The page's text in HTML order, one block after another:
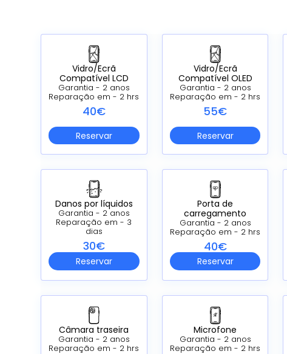
Vidro/Ecrã
Compatível LCD
Garantia - 2 anos
Reparação em - 2 hrs
40€
Reservar
Vidro/Ecrã
Compatível OLED
Garantia - 2 anos
Reparação em - 2 hrs
55€
Reservar
Danos por líquidos
Garantia - 2 anos
Reparação em - 3
dias
30€
Reservar
Porta de
carregamento
Garantia - 2 anos
Reparação em - 2 hrs
40€
Reservar
Câmara traseira
Garantia - 2 anos
Reparação em - 2 hrs
Microfone
Garantia - 2 anos
Reparação em - 2 hrs